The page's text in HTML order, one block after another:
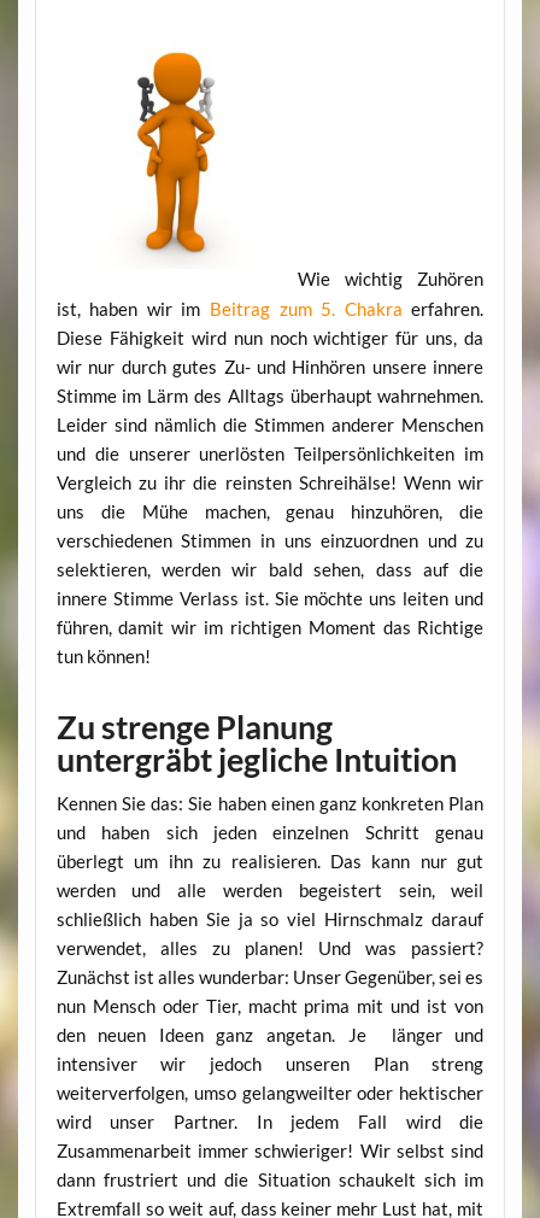
Wie wichtig Zuhören
ist, haben wir im Beitrag zum 5. Chakra erfahren.
Diese Fähigkeit wird nun noch wichtiger für uns, da
wir nur durch gutes Zu- und Hinhören unsere innere
Stimme im Lärm des Alltags überhaupt wahrnehmen.
Leider sind nämlich die Stimmen anderer Menschen
und die unserer unerlösten Teilpersönlichkeiten im
Vergleich zu ihr die reinsten Schreihälse! Wenn wir
uns die Mühe machen, genau hinzuhören, die
verschiedenen Stimmen in uns einzuordnen und zu
selektieren, werden wir bald sehen, dass auf die
innere Stimme Verlass ist. Sie möchte uns leiten und
führen, damit wir im richtigen Moment das Richtige
tun können!
Zu strenge Planung
untergräbt jegliche Intuition
Kennen Sie das: Sie haben einen ganz konkreten Plan
und haben sich jeden einzelnen Schritt genau
überlegt um ihn zu realisieren. Das kann nur gut
werden und alle werden begeistert sein, weil
schließlich haben Sie ja so viel Hirnschmalz darauf
verwendet, alles zu planen! Und was passiert?
Zunächst ist alles wunderbar: Unser Gegenüber, sei es
nun Mensch oder Tier, macht prima mit und ist von
den neuen Ideen ganz angetan. Je länger und
intensiver wir jedoch unseren Plan streng
weiterverfolgen, umso gelangweilter oder hektischer
wird unser Partner. In jedem Fall wird die
Zusammenarbeit immer schwieriger! Wir selbst sind
dann frustriert und die Situation schaukelt sich im
Extremfall so weit auf, dass keiner mehr Lust hat, mit